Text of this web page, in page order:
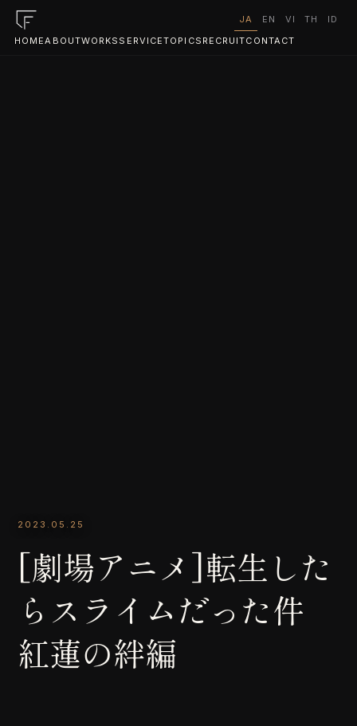
HOMEABOUTWORKS SERVICETOPICS RECRUITCONTACT
JA EN VI TH ID
2023.05.25
[劇場アニメ]転生した
らスライムだった件
紅蓮の絆編